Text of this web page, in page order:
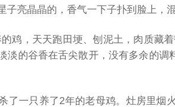
子亮晶晶的，香气一下子扑到脸上，
鸡，天天跑田埂、刨泥土，肉质藏
淡的谷香在舌尖散开，没有多余的
了一只养了2年的老母鸡。灶房里烟